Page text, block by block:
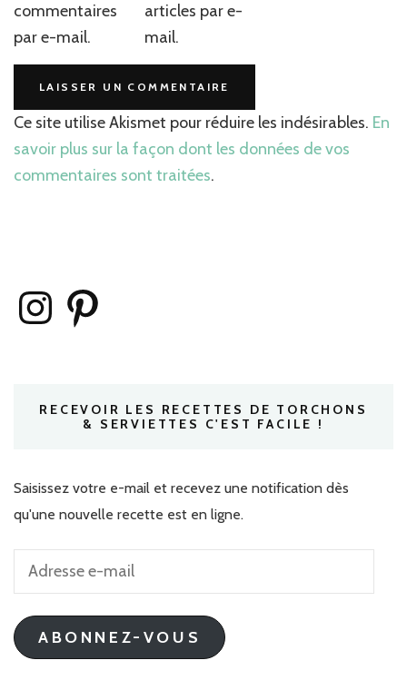
commentaires
par e-mail.
articles par e-
mail.
Ce site utilise Akismet pour réduire les indésirables. En
savoir plus sur la façon dont les données de vos
commentaires sont traitées.
InstagramPinterest
RECEVOIR LES RECETTES DE TORCHONS
& SERVIETTES C'EST FACILE !
Saisissez votre e-mail et recevez une notification dès
qu'une nouvelle recette est en ligne.
Adresse
mail
ABONNEZ-VOUS